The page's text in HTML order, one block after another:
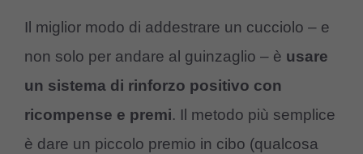
Il miglior modo di addestrare un cucciolo – e
non solo per andare al guinzaglio – è usare
un sistema di rinforzo positivo con
ricompense e premi. Il metodo più semplice
è dare un piccolo premio in cibo (qualcosa